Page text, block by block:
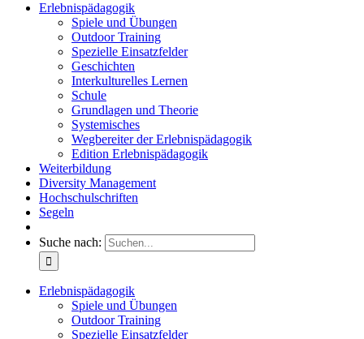
Erlebnispädagogik
Spiele und Übungen
Outdoor Training
Spezielle Einsatzfelder
Geschichten
Interkulturelles Lernen
Schule
Grundlagen und Theorie
Systemisches
Wegbereiter der Erlebnispädagogik
Edition Erlebnispädagogik
Weiterbildung
Diversity Management
Hochschulschriften
Segeln
Suche nach:
Erlebnispädagogik
Spiele und Übungen
Outdoor Training
Spezielle Einsatzfelder